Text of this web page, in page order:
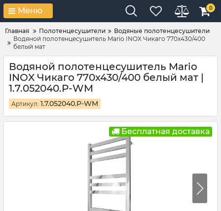
Меню 0
Главная Полотенцесушители
Водяные полотенцесушители
Водяной полотенцесушитель Mario INOX Чикаго 770х430/400
белый мат
Водяной полотенцесушитель Mario
INOX Чикаго 770х430/400 белый мат |
1.7.052040.P-WM
Артикул: 1.7.052040.P-WM
Бесплатная доставка